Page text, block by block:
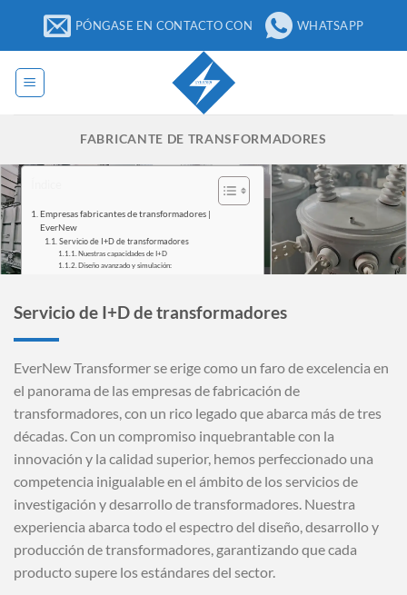
contenido
PÓNGASE EN CONTACTO CON WHATSAPP
FABRICANTE DE TRANSFORMADORES
Empresas fabricantes de transformadores |
EverNew
Servicio de I+D de transformadores
Nuestras capacidades de I+D
Diseño avanzado y simulación:
Personalización y fundas para transformadores
Transformador montado en poste
Transformador seco
Servicio posventa
¿Necesita ayuda?
Estamos a su servicio 24 horas al día, 7 días a la
Empresas
fabricantes de
transformadores
| EverNew
Servicio de I+D de transformadores
EverNew Transformer se erige como un faro de excelencia en
el panorama de las empresas de fabricación de
transformadores, con un rico legado que abarca más de tres
décadas. Con un compromiso inquebrantable con la
innovación y la calidad superior, hemos perfeccionado una
competencia inigualable en el ámbito de los servicios de
investigación y desarrollo de transformadores. Nuestra
experiencia abarca todo el espectro del diseño, desarrollo y
producción de transformadores, garantizando que cada
producto supere los estándares del sector.